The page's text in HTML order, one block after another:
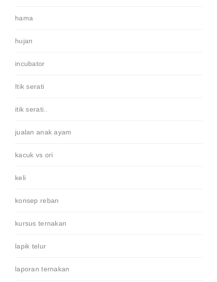
hama
hujan
incubator
Itik serati
itik serati..
jualan anak ayam
kacuk vs ori
keli
konsep reban
kursus ternakan
lapik telur
laporan ternakan